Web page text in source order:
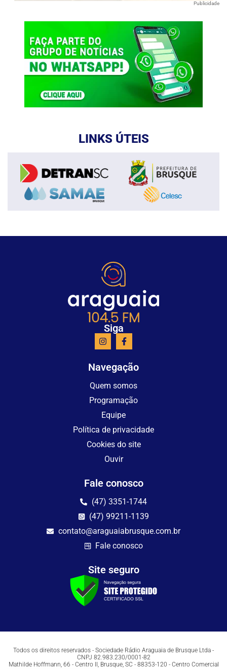
Publicidade
LINKS ÚTEIS
Siga
Navegação
Quem somos
Programação
Equipe
Política de privacidade
Cookies do site
Ouvir
Fale conosco
(47) 3351-1744
(47) 99211-1139
contato@araguaiabrusque.com.br
Fale conosco
Site seguro
Todos os direitos reservados - Sociedade Rádio Araguaia de Brusque Ltda -
CNPJ 82.983.230/0001-82
Mathilde Hoffmann, 66 - Centro II, Brusque, SC - 88353-120 - Centro Comercial